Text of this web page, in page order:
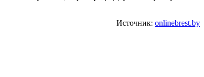
Источник: onlinebrest.by